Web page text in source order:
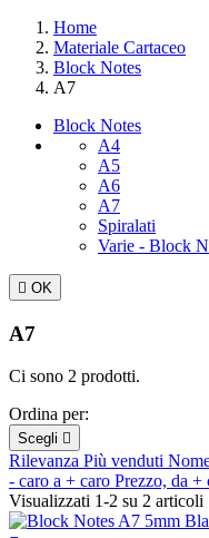
Home
Materiale Cartaceo
Block Notes
A7
Block Notes
A4
A5
A6
A7
Spiralati
Varie - Block
 OK
A7
Ci sono 2 prodotti.
Ordina per:
Scegli 
Rilevanza Più venduti
- caro a + caro Prezzo, da +
Visualizzati 1-2 su 2 articoli